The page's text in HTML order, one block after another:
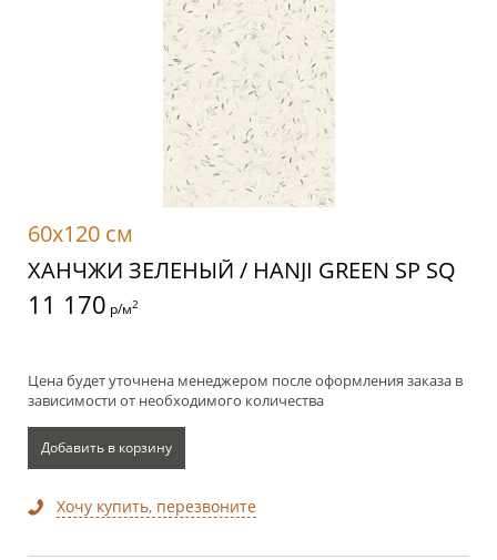
60x120 см
ХАНЧЖИ ЗЕЛЕНЫЙ / HANJI GREEN SP SQ
11 170 р/м2
Цена будет уточнена менеджером после оформления заказа в
зависимости от необходимого количества
Добавить в корзину
Хочу купить, перезвоните